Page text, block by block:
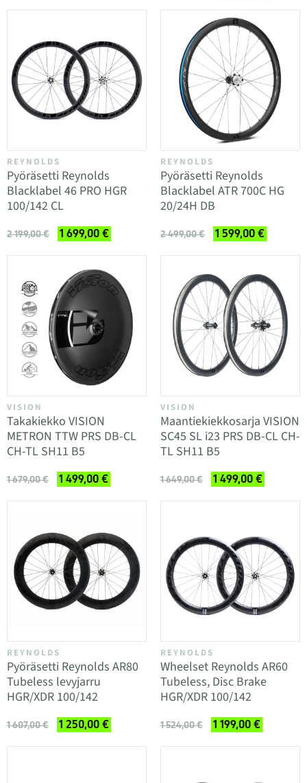
REYNOLDS
Pyöräsetti Reynolds
Blacklabel 46 PRO HGR
100/142 CL
2 199,00 € 1 699,00 €
REYNOLDS
Pyöräsetti Reynolds
Blacklabel ATR 700C HG
20/24H DB
2 499,00 € 1 599,00 €
VISION
Takakiekko VISION
METRON TTW PRS DB-CL
CH-TL SH11 B5
1 679,00 € 1 499,00 €
VISION
Maantiekiekkosarja VISION
SC45 SL i23 PRS DB-CL CH-
TL SH11 B5
1 649,00 € 1 499,00 €
REYNOLDS
Pyöräsetti Reynolds AR80
Tubeless levyjarru
HGR/XDR 100/142
1 607,00 € 1 250,00 €
REYNOLDS
Wheelset Reynolds AR60
Tubeless, Disc Brake
HGR/XDR 100/142
1 524,00 € 1 199,00 €